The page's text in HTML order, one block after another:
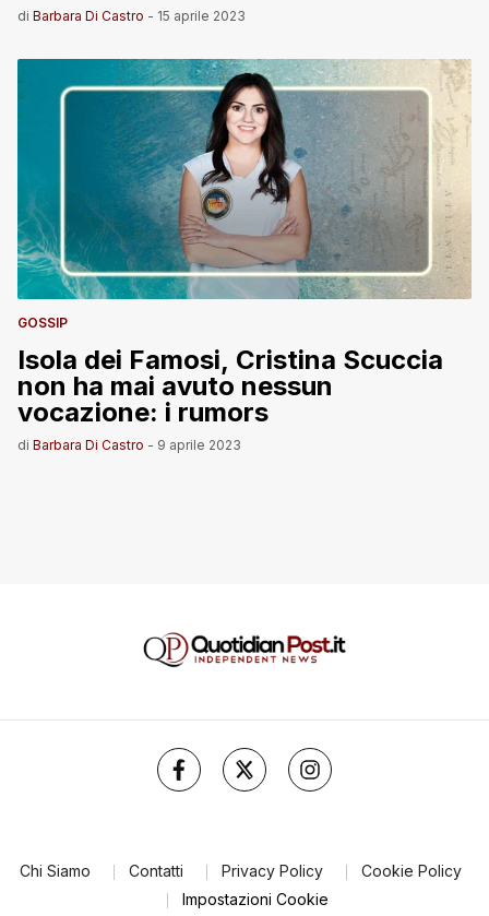
di Barbara Di Castro - 15 aprile 2023
GOSSIP
Isola dei Famosi, Cristina Scuccia
non ha mai avuto nessun
vocazione: i rumors
di Barbara Di Castro - 9 aprile 2023
Chi Siamo Contatti Privacy Policy
Cookie Policy
Impostazioni Cookie